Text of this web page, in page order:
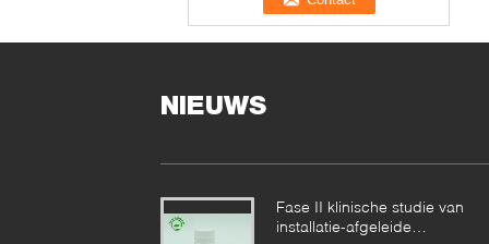
NIEUWS
Fase II klinische studie van
installatie-afgeleide